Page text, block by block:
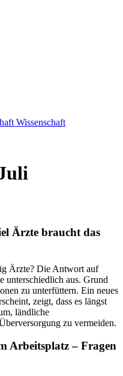
Wissenschaft
Ärzte braucht das
Ärzte? Die Antwort auf
unterschiedlich aus. Grund
zu unterfüttern. Ein neues
zeigt, dass es längst
ländliche
zu vermeiden.
Arbeitsplatz – Fragen